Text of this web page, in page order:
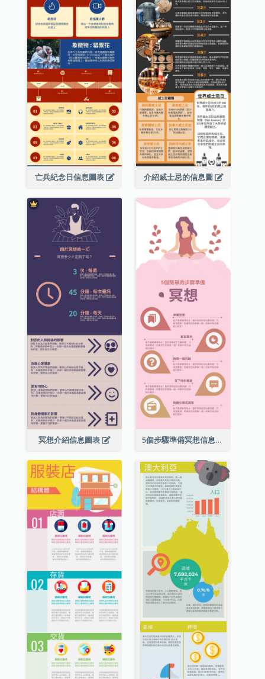
亡兵紀念日信息圖表 介紹威士忌的信息圖
冥想介紹信息圖表 5個步驟準備冥想信息圖表